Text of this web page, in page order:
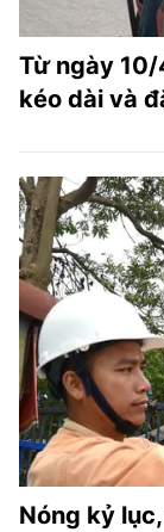
Từ ngày 10/
kéo dài và
Nóng kỷ